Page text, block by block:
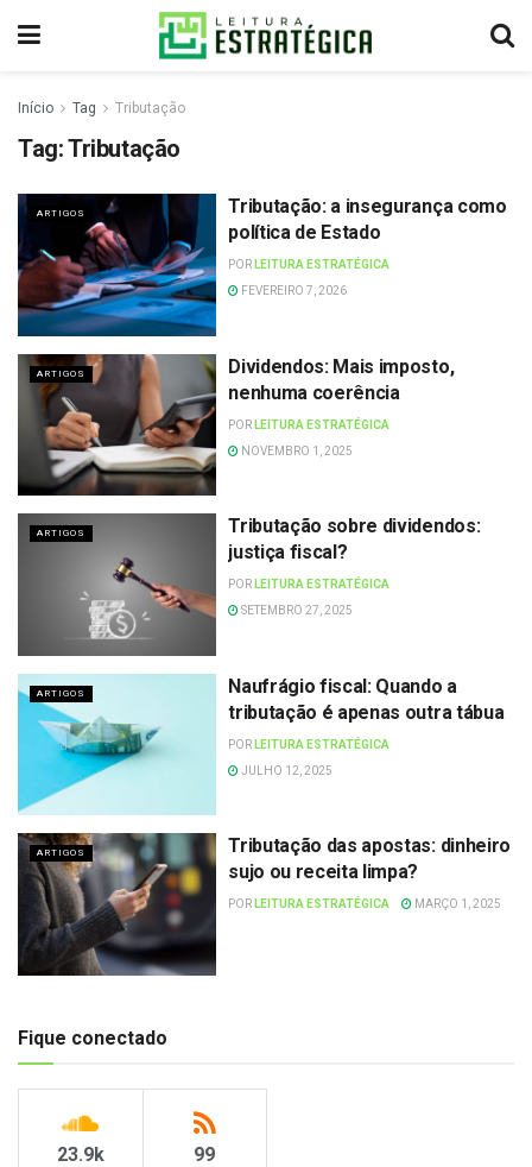
Início Tag Tributação
Tag:Tributação
ARTIGOS
Tributação: a insegurança como
política de Estado
POR LEITURA ESTRATÉGICA
FEVEREIRO 7, 2026
ARTIGOS
Dividendos: Mais imposto,
nenhuma coerência
POR LEITURA ESTRATÉGICA
NOVEMBRO 1, 2025
ARTIGOS
Tributação sobre dividendos:
justiça fiscal?
POR LEITURA ESTRATÉGICA
SETEMBRO 27, 2025
ARTIGOS
Naufrágio fiscal: Quando a
tributação é apenas outra tábua
POR LEITURA ESTRATÉGICA
JULHO 12, 2025
ARTIGOS
Tributação das apostas: dinheiro
sujo ou receita limpa?
POR LEITURA ESTRATÉGICA MARÇO 1, 2025
Fique conectado
23.9k 99